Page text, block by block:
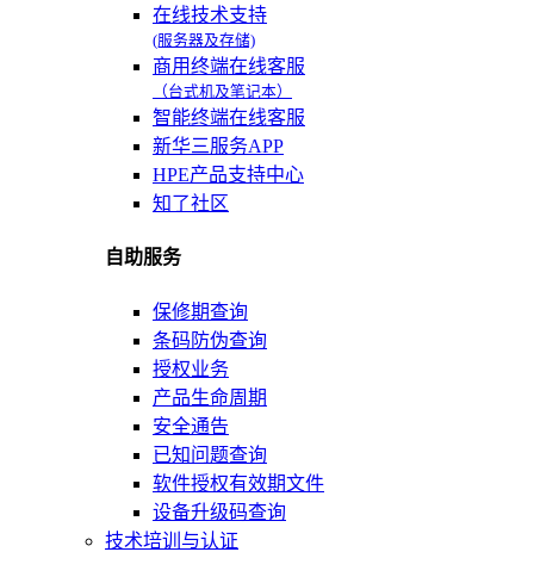
在线技术支持
(服务器及存储)
商用终端在线客服
（台式机及笔记本）
智能终端在线客服
新华三服务APP
HPE产品支持中心
知了社区
自助服务
保修期查询
条码防伪查询
授权业务
产品生命周期
安全通告
已知问题查询
软件授权有效期文件
设备升级码查询
技术培训与认证